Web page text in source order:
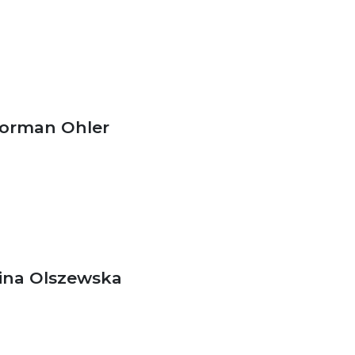
Ohler
Olszewska